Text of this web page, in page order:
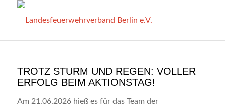
TROTZ STURM UND REGEN: VOLLER
ERFOLG BEIM AKTIONSTAG!
Am 21.06.2026 hieß es für das Team der